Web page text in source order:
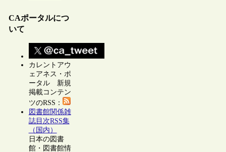
CAポータルにつ
いて
カレントアウ
ェアネス・ポ
ータル 新規
掲載コンテン
ツのRSS：
図書館関係雑
誌目次RSS集
（国内）
日本の図書
館・図書館情